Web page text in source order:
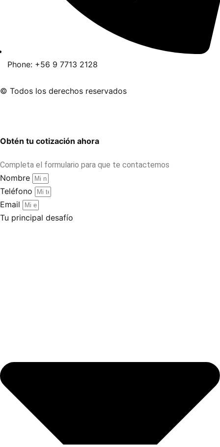
Phone: +56 9 7713 2128
© Todos los derechos reservados
Obtén tu cotización ahora
Completa el formulario para que te contactemos
Nombre
Teléfono
Email
Tu principal desafío